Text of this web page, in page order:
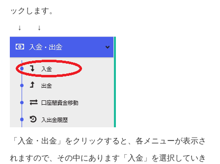
ックします。
↓ ↓
「入金・出金」をクリックすると、各メニューが表示さ
れますので、その中にあります「入金」を選択していき